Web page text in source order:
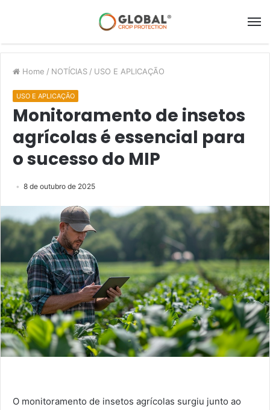
Home / NOTÍCIAS / USO E APLICAÇÃO
USO E APLICAÇÃO
Monitoramento de insetos
agrícolas é essencial para
o sucesso do MIP
8 de outubro de 2025
O monitoramento de insetos agrícolas surgiu junto ao